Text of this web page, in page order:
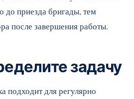
до приезда бригады, тем
после завершения работы.
задачу
для регулярно